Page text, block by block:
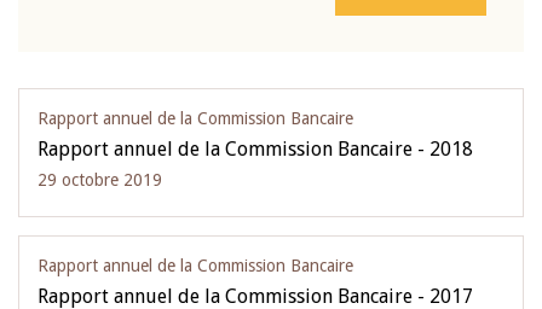
Rapport annuel de la Commission Bancaire
Rapport annuel de la Commission Bancaire - 2018
29 octobre 2019
Rapport annuel de la Commission Bancaire
Rapport annuel de la Commission Bancaire - 2017